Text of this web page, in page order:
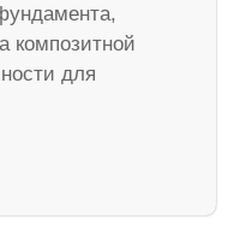
композитной
для